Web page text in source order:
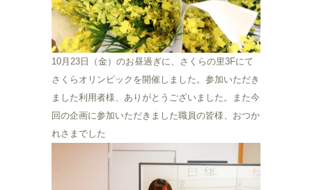
10月23日（金）のお昼過ぎに、さくらの里3Fにて
さくらオリンピックを開催しました。参加いただき
ました利用者様、ありがとうございました。また今
回の企画に参加いただきました職員の皆様、おつか
れさまでした